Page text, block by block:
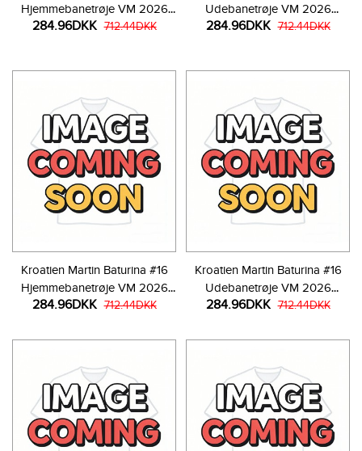
Hjemmebanetrøje VM 2026
Kortærmet
284.96DKK 712.44DKK
Udebanetrøje VM 2026
Kortærmet
284.96DKK 712.44DKK
Kroatien Martin Baturina #16
Hjemmebanetrøje VM 2026
Kortærmet
284.96DKK 712.44DKK
Kroatien Martin Baturina #16
Udebanetrøje VM 2026
Kortærmet
284.96DKK 712.44DKK